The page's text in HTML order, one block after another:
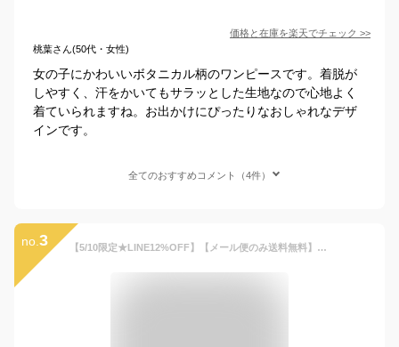
価格と在庫を楽天でチェック >>
桃葉さん(50代・女性)
女の子にかわいいボタニカル柄のワンピースです。着脱が
しやすく、汗をかいてもサラッとした生地なので心地よく
着ていられますね。お出かけにぴったりなおしゃれなデザ
インです。
全てのおすすめコメント（4件）
no. 3 【5/10限定★LINE12%OFF】【メール便のみ送料無料】ワンピース ノースリーブ 女の子 こども服 子供服 キッズ プリンセス ドレス 発表リゾート 韓国風 発表会 春 夏 プリント 花柄 ボタニカルリボン 100 110 120 130 140cm